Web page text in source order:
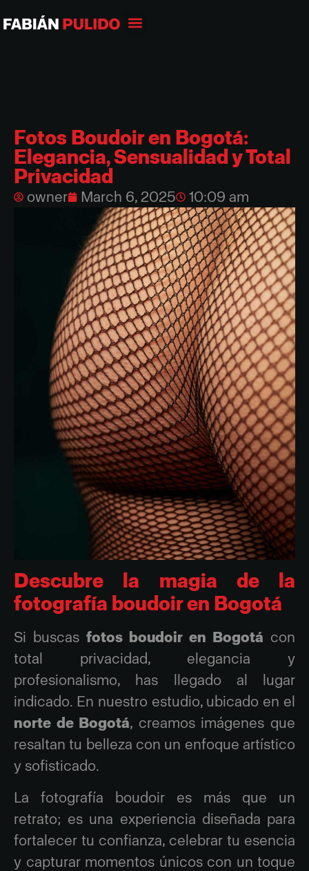
Fotos Boudoir en Bogotá:
Elegancia, Sensualidad y Total
Privacidad
owner March 6, 2025 10:09 am
Descubre la magia de la
fotografía boudoir en Bogotá
Si buscas fotos boudoir en Bogotá con
total privacidad, elegancia y
profesionalismo, has llegado al lugar
indicado. En nuestro estudio, ubicado en el
norte de Bogotá, creamos imágenes que
resaltan tu belleza con un enfoque artístico
y sofisticado.
La fotografía boudoir es más que un
retrato; es una experiencia diseñada para
fortalecer tu confianza, celebrar tu esencia
y capturar momentos únicos con un toque